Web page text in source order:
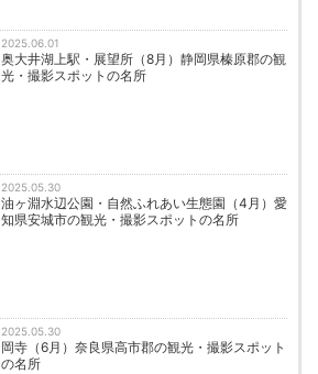
2025.06.01
奥大井湖上駅・展望所（8月）静岡県榛原郡の観
光・撮影スポットの名所
2025.05.30
油ヶ淵水辺公園・自然ふれあい生態園（4月）愛
知県安城市の観光・撮影スポットの名所
2025.05.30
岡寺（6月）奈良県高市郡の観光・撮影スポット
の名所